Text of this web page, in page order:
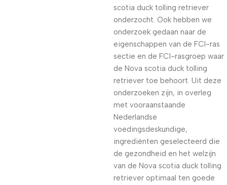
scotia duck tolling retriever
onderzocht. Ook hebben we
onderzoek gedaan naar de
eigenschappen van de FCI-ras
sectie en de FCI-rasgroep waar
de Nova scotia duck tolling
retriever toe behoort. Uit deze
onderzoeken zijn, in overleg
met vooraanstaande
Nederlandse
voedingsdeskundige,
ingrediënten geselecteerd die
de gezondheid en het welzijn
van de Nova scotia duck tolling
retriever optimaal ten goede